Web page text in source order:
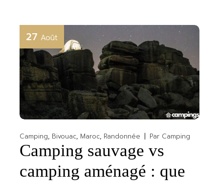
27 Août
Camping Bivouac Maroc Randonnée Par Camping
Camping sauvage vs
camping aménagé : que